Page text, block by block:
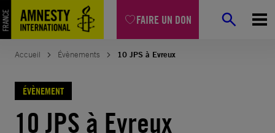
FAIRE UN DON
Accueil Évènements 10 JPS à Evreux
ÉVÈNEMENT
10 JPS à Evreux